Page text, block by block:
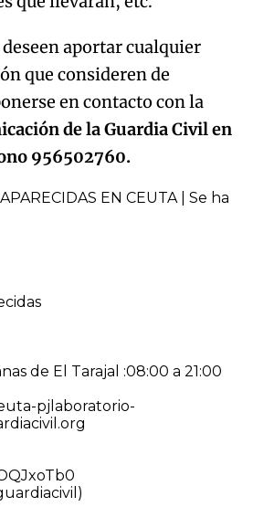
aportar cualquier
que consideren de
en contacto con la
de la Guardia Civil en
956502760.
EN CEUTA | Se ha
de El Tarajal :08:00 a 21:00
pjlaboratorio-